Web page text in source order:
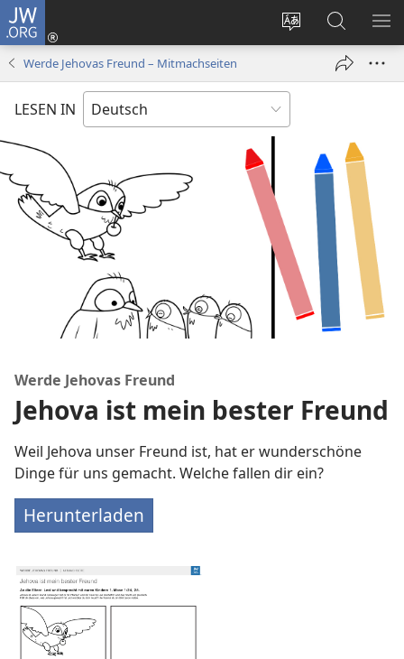
JW.ORG
Websitesprache
ändern
Anmelden
(öffnet
Suche
Werde Jehovas Freund – Mitmachseiten
LESEN IN
Werde Jehovas Freund
Jehova ist mein bester Freund
Weil Jehova unser Freund ist, hat er wunderschöne
Dinge für uns gemacht. Welche fallen dir ein?
Herunterladen